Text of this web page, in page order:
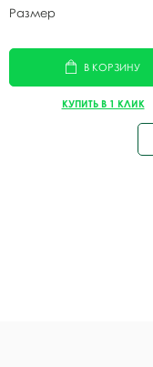
Размер
В КОРЗИНУ
КУПИТЬ В 1 КЛИК